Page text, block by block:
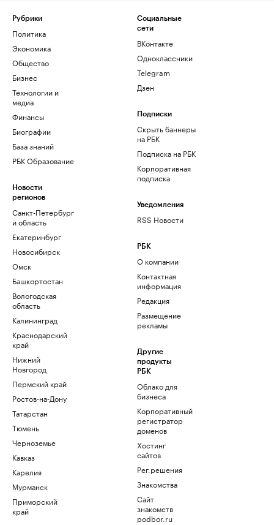
Рубрики
Политика
Экономика
Общество
Бизнес
Технологии и
медиа
Финансы
Биографии
База знаний
РБК Образование
Новости
регионов
Санкт-Петербург
и область
Екатеринбург
Новосибирск
Омск
Башкортостан
Вологодская
область
Калининград
Краснодарский
край
Нижний
Новгород
Пермский край
Ростов-на-Дону
Татарстан
Тюмень
Черноземье
Кавказ
Карелия
Мурманск
Приморский
край
Социальные
сети
ВКонтакте
Одноклассники
Telegram
Дзен
Подписки
Скрыть баннеры
на РБК
Подписка на РБК
Корпоративная
подписка
Уведомления
RSS Новости
РБК
О компании
Контактная
информация
Редакция
Размещение
рекламы
Другие
продукты
РБК
Облако для
бизнеса
Корпоративный
регистратор
доменов
Хостинг
сайтов
Рег.решения
Знакомства
Сайт
знакомств
podbor.ru